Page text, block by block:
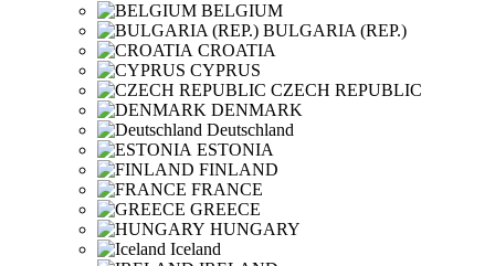
BELGIUM
BULGARIA (REP.)
CROATIA
CYPRUS
CZECH REPUBLIC
DENMARK
Deutschland
ESTONIA
FINLAND
FRANCE
GREECE
HUNGARY
Iceland